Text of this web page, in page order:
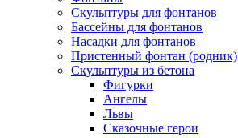
Скульптуры для фонтанов
Бассейны для фонтанов
Насадки для фонтанов
Пристенный фонтан (родник)
Скульптуры из бетона
Фигурки
Ангелы
Львы
Сказочные герои